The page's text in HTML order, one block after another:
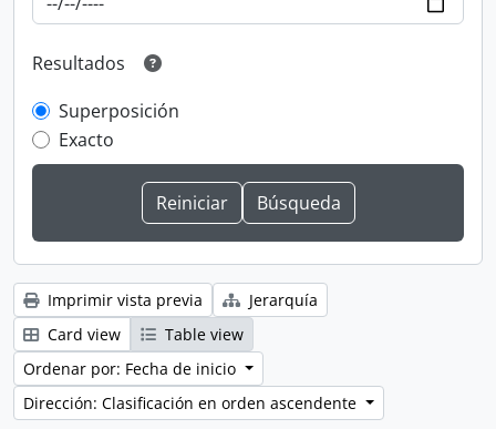
Resultados
Superposición
Exacto
Imprimir vista previa
Jerarquía
Card view
Table view
Ordenar por: Fecha de inicio
Dirección: Clasificación en orden ascendente